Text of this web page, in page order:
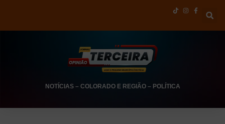
NOTÍCIAS– COLORADO E REGIÃO– POLÍTICA